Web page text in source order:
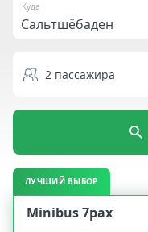
Куда
2 пассажира
ЛУЧШИЙ ВЫБОР
Minibus 7pax